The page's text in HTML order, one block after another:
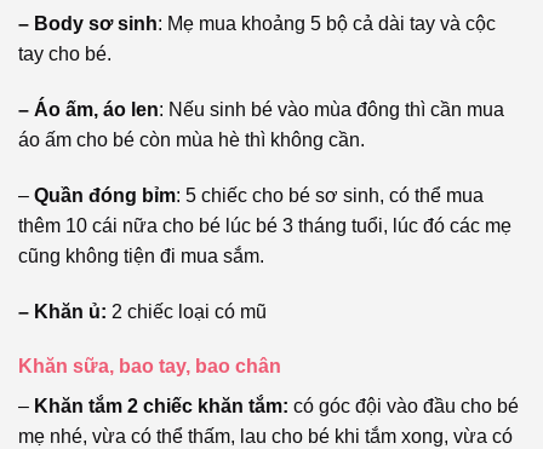
– Body sơ sinh: Mẹ mua khoảng 5 bộ cả dài tay và cộc
tay cho bé.
– Áo ấm, áo len: Nếu sinh bé vào mùa đông thì cần mua
áo ấm cho bé còn mùa hè thì không cần.
– Quần đóng bỉm: 5 chiếc cho bé sơ sinh, có thể mua
thêm 10 cái nữa cho bé lúc bé 3 tháng tuổi, lúc đó các mẹ
cũng không tiện đi mua sắm.
– Khăn ủ: 2 chiếc loại có mũ
Khăn sữa, bao tay, bao chân
– Khăn tắm 2 chiếc khăn tắm: có góc đội vào đầu cho bé
mẹ nhé, vừa có thể thấm, lau cho bé khi tắm xong, vừa có